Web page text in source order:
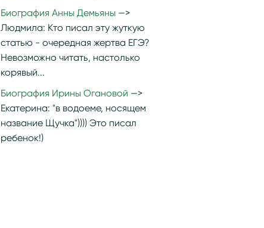
Биография Анны Демьяны
Людмила: Кто писал эту жуткую
статью - очередная жертва ЕГЭ?
Невозможно читать, настолько
корявый...
Биография Ирины Огановой
Екатерина: "в водоеме, носящем
название Щучка")))) Это писал
ребенок!)